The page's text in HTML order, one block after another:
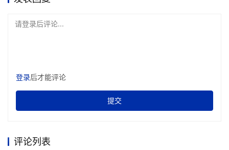
请登录后评论...
登录后才能评论
提交
评论列表